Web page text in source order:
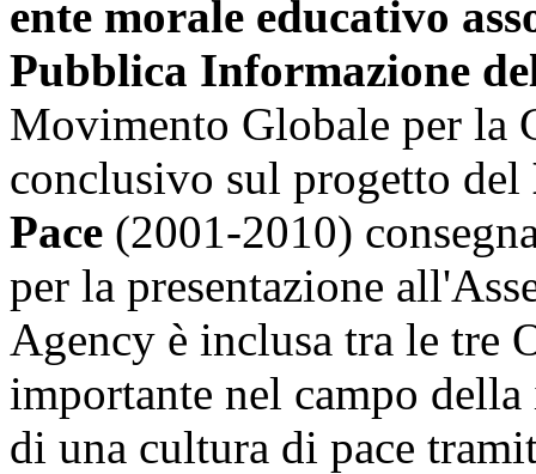
ente morale educativo
Pubblica Informazione
Movimento Globale per la
conclusivo sul progetto del
Pace (2001-2010)
per la presentazione
Agency è inclusa tra le tre
importante nel campo
di una cultura di pace